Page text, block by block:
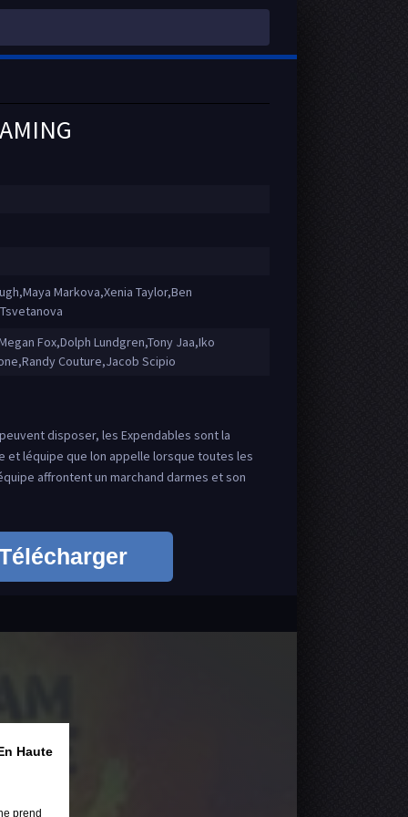
Markova,Xenia Taylor,Ben
Fox,Dolph Lundgren,Tony Jaa,Iko
Couture,Jacob Scipio
disposer, les Expendables sont la
et léquipe que lon appelle lorsque toutes les
affrontent un marchand darmes et son
Haute
prend